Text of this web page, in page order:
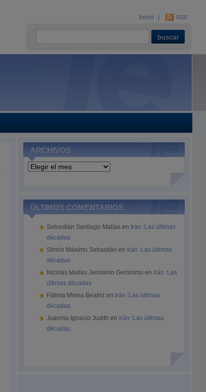
Inicio RSS
ARCHIVOS
Archivos
ÚLTIMOS COMENTARIOS
Sebastián Santiago Matías en Irán :Las últimas
décadas
Simón Máximo Sebastián en Irán :Las últimas
décadas
Nicolás Matías Jerónimo Gerónimo en Irán :Las
últimas décadas
Fátima Mireia Beatriz en Irán :Las últimas
décadas
Juanma Ignacio Judith en Irán :Las últimas
décadas